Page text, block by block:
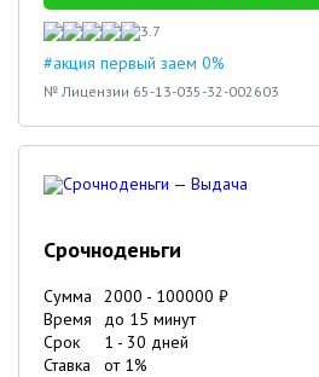
3.7
#акция первый заем 0%
№ Лицензии 65-13-035-32-002603
Срочноденьги
Сумма 2000 - 100000 ₽
Время
до 15 минут
Срок
1 - 30 дней
Ставка
от 1%